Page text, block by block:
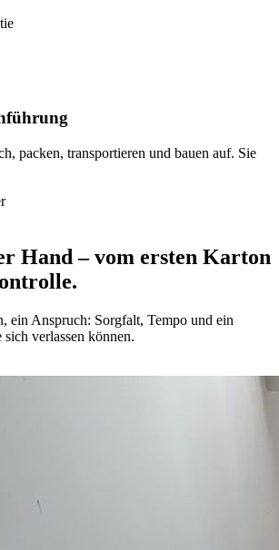
packen, transportieren und bauen auf. Sie
Hand – vom ersten Karton
ein Anspruch: Sorgfalt, Tempo und ein
verlassen können.